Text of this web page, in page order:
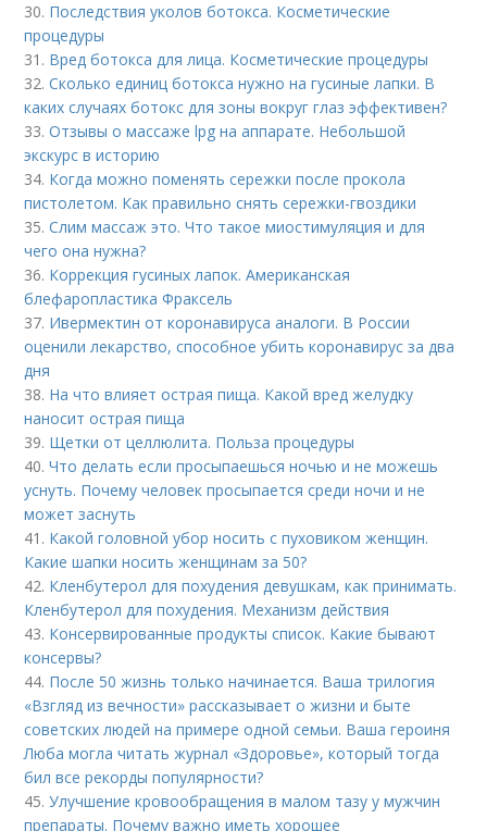
30. Последствия уколов ботокса. Косметические
процедуры
31. Вред ботокса для лица. Косметические процедуры
32.Сколько единиц ботокса нужно на гусиные лапки. В
каких случаях ботокс для зоны вокруг глаз эффективен?
33.Отзывы о массаже lpg на аппарате. Небольшой
экскурс в историю
34. Когда можно поменять сережки после прокола
пистолетом. Как правильно снять сережки-гвоздики
35.Слим массаж это. Что такое миостимуляция и для
чего она нужна?
36. Коррекция гусиных лапок. Американская
блефаропластика Фраксель
37. Ивермектин от коронавируса аналоги. В России
оценили лекарство, способное убить коронавирус за два
дня
38. На что влияет острая пища. Какой вред желудку
наносит острая пища
39. Щетки от целлюлита. Польза процедуры
40.Что делать если просыпаешься ночью и не можешь
уснуть. Почему человек просыпается среди ночи и не
может заснуть
41. Какой головной убор носить с пуховиком женщин.
Какие шапки носить женщинам за 50?
42. Кленбутерол для похудения девушкам, как принимать.
Кленбутерол для похудения. Механизм действия
43. Консервированные продукты список. Какие бывают
консервы?
44. После 50 жизнь только начинается. Ваша трилогия
«Взгляд из вечности» рассказывает о жизни и быте
советских людей на примере одной семьи. Ваша героиня
Люба могла читать журнал «Здоровье», который тогда
бил все рекорды популярности?
45.Улучшение кровообращения в малом тазу у мужчин
препараты. Почему важно иметь хорошее